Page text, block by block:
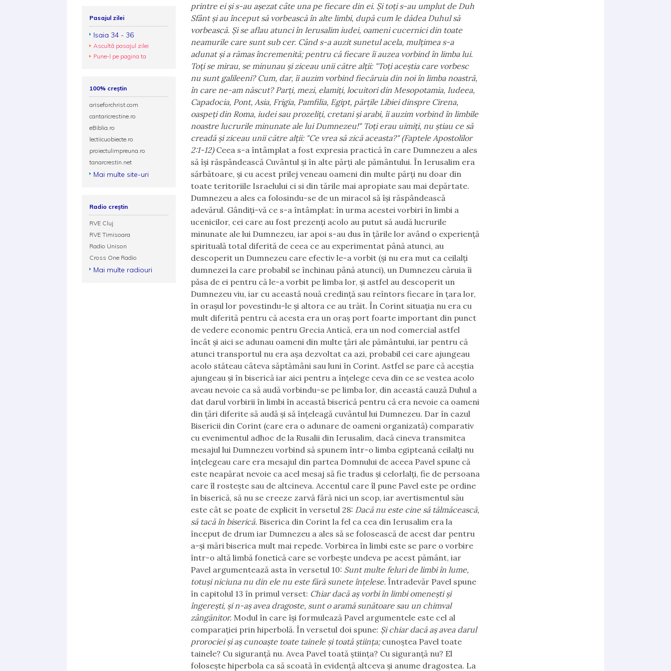
printre ei şi s-au aşezat câte una pe fiecare din ei. Şi toţi s-au umplut de Duh
Sfânt şi au început să vorbească în alte limbi, după cum le dădea Duhul să
vorbească. Şi se aflau atunci în Ierusalim iudei, oameni cucernici din toate
neamurile care sunt sub cer. Când s-a auzit sunetul acela, mulţimea s-a
adunat şi a rămas încremenită; pentru că fiecare îi auzea vorbind în limba lui.
Toţi se mirau, se minunau şi ziceau unii către alţii: "Toţi aceştia care vorbesc
nu sunt galileeni? Cum, dar, îi auzim vorbind fiecăruia din noi în limba noastră,
în care ne-am născut? Parţi, mezi, elamiţi, locuitori din Mesopotamia, Iudeea,
Capadocia, Pont, Asia, Frigia, Pamfilia, Egipt, părţile Libiei dinspre Cirena,
oaspeţi din Roma, iudei sau prozeliţi, cretani şi arabi, îi auzim vorbind în limbile
noastre lucrurile minunate ale lui Dumnezeu!" Toţi erau uimiţi, nu ştiau ce să
creadă şi ziceau unii către alţii: "Ce vrea să zică aceasta?" (Faptele Apostolilor
2:1-12) Ceea s-a întâmplat a fost expresia practică în care Dumnezeu a ales
să își răspândească Cuvântul și în alte părți ale pământului. În Ierusalim era
sărbătoare, și cu acest prilej veneau oameni din multe părți nu doar din
toate teritoriile Israelului ci si din tările mai apropiate sau mai depărtate.
Dumnezeu a ales ca folosindu-se de un miracol să își răspândească
adevărul. Gândiți-vă ce s-a întâmplat: în urma acestei vorbiri în limbi a
ucenicilor, cei care au fost prezenți acolo au putut să audă lucrurile
minunate ale lui Dumnezeu, iar apoi s-au dus în țările lor având o experiență
spirituală total diferită de ceea ce au experimentat până atunci, au
descoperit un Dumnezeu care efectiv le-a vorbit (și nu era mut ca ceilalți
dumnezei la care probabil se închinau până atunci), un Dumnezeu căruia îi
păsa de ei pentru că le-a vorbit pe limba lor, și astfel au descoperit un
Dumnezeu viu, iar cu această nouă credință sau reîntors fiecare în țara lor,
în orașul lor povestindu-le și altora ce au trăit. În Corint situația nu era cu
mult diferită pentru că acesta era un oraș port foarte important din punct
de vedere economic pentru Grecia Antică, era un nod comercial astfel
încât și aici se adunau oameni din multe țări ale pământului, iar pentru că
atunci transportul nu era așa dezvoltat ca azi, probabil cei care ajungeau
acolo stăteau câteva săptămâni sau luni în Corint. Astfel se pare că aceștia
ajungeau și în biserică iar aici pentru a înțelege ceva din ce se vestea acolo
aveau nevoie ca să audă vorbindu-se pe limba lor, din această cauză Duhul a
dat darul vorbirii în limbi în această biserică pentru că era nevoie ca oameni
din țări diferite să audă și să înțeleagă cuvântul lui Dumnezeu. Dar în cazul
Bisericii din Corint (care era o adunare de oameni organizată) comparativ
cu evenimentul adhoc de la Rusalii din Ierusalim, dacă cineva transmitea
mesajul lui Dumnezeu vorbind să spunem într-o limba egipteană ceilalți nu
înțelegeau care era mesajul din partea Domnului de aceea Pavel spune că
este neapărat nevoie ca acel mesaj să fie tradus și celorlalți, fie de persoana
care îl rostește sau de altcineva. Accentul care îl pune Pavel este pe ordine
în biserică, să nu se creeze zarvă fără nici un scop, iar avertismentul său
este cât se poate de explicit în versetul 28: Dacă nu este cine să tălmăcească,
să tacă în biserică. Biserica din Corint la fel ca cea din Ierusalim era la
început de drum iar Dumnezeu a ales să se folosească de acest dar pentru
a-și mări biserica mult mai repede. Vorbirea în limbi este se pare o vorbire
într-o altă limbă fonetică care se vorbește undeva pe acest pământ, iar
Pavel argumentează asta în versetul 10: Sunt multe feluri de limbi în lume,
totuși niciuna nu din ele nu este fără sunete înțelese.Întradevăr Pavel spune
în capitolul 13 în primul verset: Chiar dacă aș vorbi în limbi omenești și
îngerești, și n-aș avea dragoste, sunt o aramă sunătoare sau un chimval
zângănitor. Modul în care își formulează Pavel argumentele este cel al
comparației prin hiperbolă. În versetul doi spune: Și chiar dacă aș avea darul
prorociei și aș cunoaște toate tainele și toată știința; cunoștea Pavel toate
tainele? Cu siguranță nu. Avea Pavel toată știința? Cu siguranță nu? El
folosește hiperbola ca să scoată în evidență altceva și anume dragostea. La
Pasajul zilei
Isaia 34 - 36
Ascultă pasajul zilei
Pune-l pe pagina ta
100% creștin
ariseforchrist.com
cantaricrestine.ro
eBiblia.ro
lectiicuobiecte.ro
proiectulimpreuna.ro
tanarcrestin.net
Mai multe site-uri
Radio creștin
RVE Cluj
RVE Timisoara
Radio Unison
Cross One Radio
Mai multe radiouri